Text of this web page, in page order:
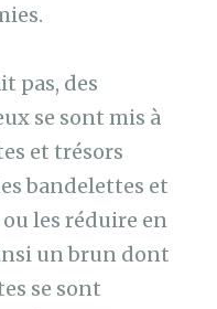
pas, des
se sont mis à
et trésors
bandelettes et
les réduire en
un brun dont
se sont